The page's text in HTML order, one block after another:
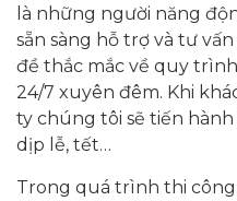
là những người năng
sẵn sàng hỗ trợ và tư
đề thắc mắc về quy
24/7 xuyên đêm. Khi
ty chúng tôi sẽ tiến hành
dịp lễ, tết…
Trong quá trình thi